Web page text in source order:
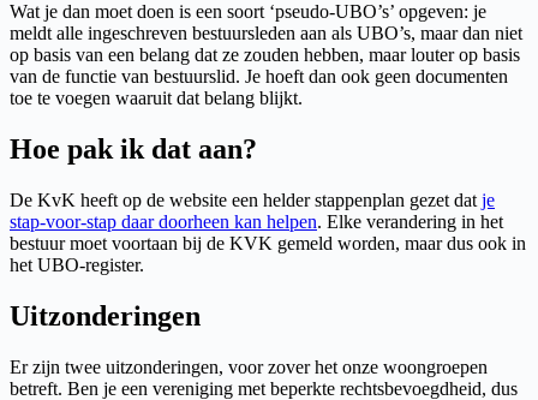
Wat je dan moet doen is een soort ‘pseudo-UBO’s’ opgeven: je
meldt alle ingeschreven bestuursleden aan als UBO’s, maar dan niet
op basis van een belang dat ze zouden hebben, maar louter op basis
van de functie van bestuurslid. Je hoeft dan ook geen documenten
toe te voegen waaruit dat belang blijkt.
Hoe pak ik dat aan?
De KvK heeft op de website een helder stappenplan gezet dat je
stap-voor-stap daar doorheen kan helpen. Elke verandering in het
bestuur moet voortaan bij de KVK gemeld worden, maar dus ook in
het UBO-register.
Uitzonderingen
Er zijn twee uitzonderingen, voor zover het onze woongroepen
betreft. Ben je een vereniging met beperkte rechtsbevoegdheid, dus